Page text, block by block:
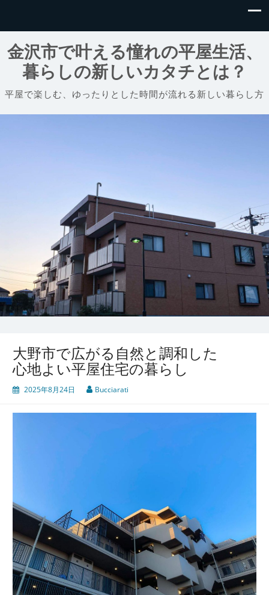
金沢市で叶える憧れの平屋生活、
暮らしの新しいカタチとは？
平屋で楽しむ、ゆったりとした時間が流れる新しい暮らし方
大野市で広がる自然と調和した
心地よい平屋住宅の暮らし
2025年8月24日 Bucciarati